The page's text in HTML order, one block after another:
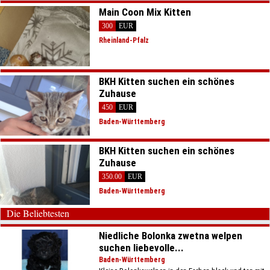
Main Coon Mix Kitten
300
EUR
Rheinland-Pfalz
BKH Kitten suchen ein schönes
Zuhause
450
EUR
Baden-Württemberg
BKH Kitten suchen ein schönes
Zuhause
350.00
EUR
Baden-Württemberg
Die Beliebtesten
Niedliche Bolonka zwetna welpen
suchen liebevolle...
Baden-Württemberg